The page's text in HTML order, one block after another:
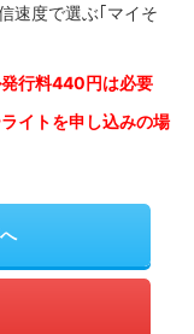
速度で選ぶ｢マイそ
行料440円は必要
イトを申し込みの場